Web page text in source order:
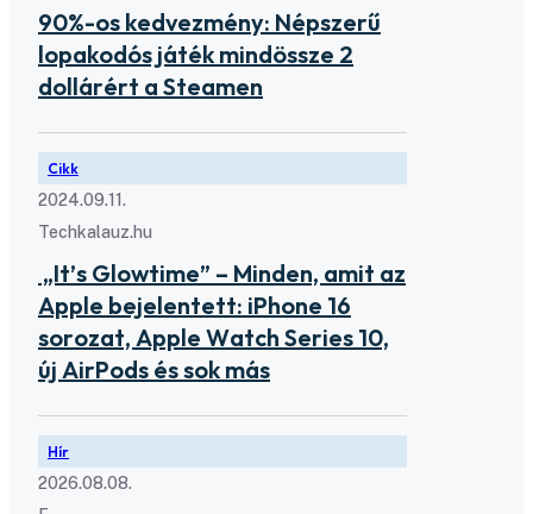
90%-os kedvezmény: Népszerű
lopakodós játék mindössze 2
dollárért a Steamen
Cikk
2024.09.11.
Techkalauz.hu
„It’s Glowtime” – Minden, amit az
Apple bejelentett: iPhone 16
sorozat, Apple Watch Series 10,
új AirPods és sok más
Hír
2026.08.08.